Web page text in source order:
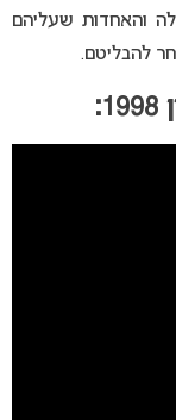
והאחדות שעליהם
להבליטם.